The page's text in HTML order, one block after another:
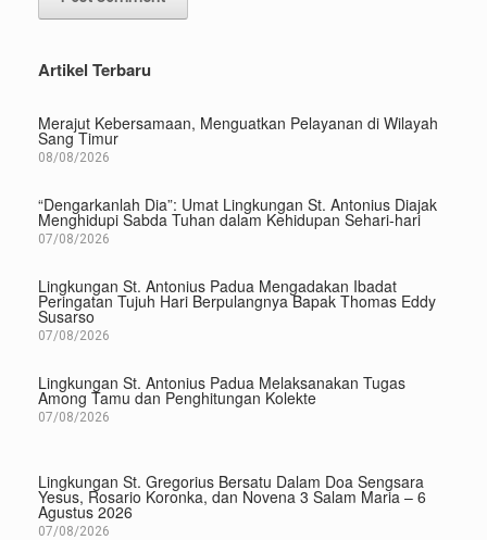
Artikel Terbaru
Merajut Kebersamaan, Menguatkan Pelayanan di Wilayah
Sang Timur
08/08/2026
“Dengarkanlah Dia”: Umat Lingkungan St. Antonius Diajak
Menghidupi Sabda Tuhan dalam Kehidupan Sehari-hari
07/08/2026
Lingkungan St. Antonius Padua Mengadakan Ibadat
Peringatan Tujuh Hari Berpulangnya Bapak Thomas Eddy
Susarso
07/08/2026
Lingkungan St. Antonius Padua Melaksanakan Tugas
Among Tamu dan Penghitungan Kolekte
07/08/2026
Lingkungan St. Gregorius Bersatu Dalam Doa Sengsara
Yesus, Rosario Koronka, dan Novena 3 Salam Maria – 6
Agustus 2026
07/08/2026